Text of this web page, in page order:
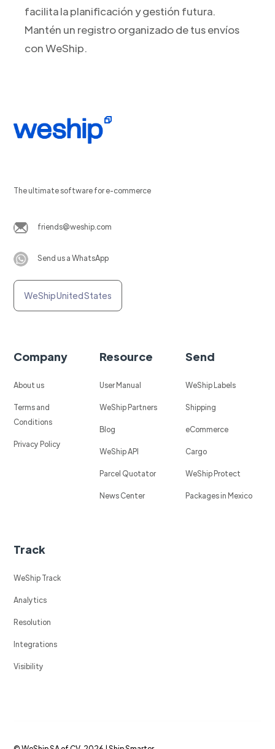
facilita la planificación y gestión futura.
Mantén un registro organizado de tus envíos
con WeShip.
The ultimate software for e-commerce
friends@weship.com
Send us a WhatsApp
WeShip United States
Company
About us
Terms and
Conditions
Privacy Policy
Resource
User Manual
WeShip Partners
Blog
WeShip API
Parcel Quotator
News Center
Send
WeShip Labels
Shipping
eCommerce
Cargo
WeShip Protect
Packages in Mexico
Track
WeShip Track
Analytics
Resolution
Integrations
Visibility